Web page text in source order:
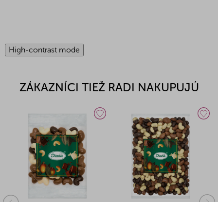
High-contrast mode
ZÁKAZNÍCI TIEŽ RADI NAKUPUJÚ